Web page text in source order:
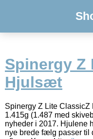
Spinergy Z
Hjulsæt
Spinergy Z Lite
1.415g (1.487 med
nyheder i 2017. Hjulene
nye brede fælg passer til